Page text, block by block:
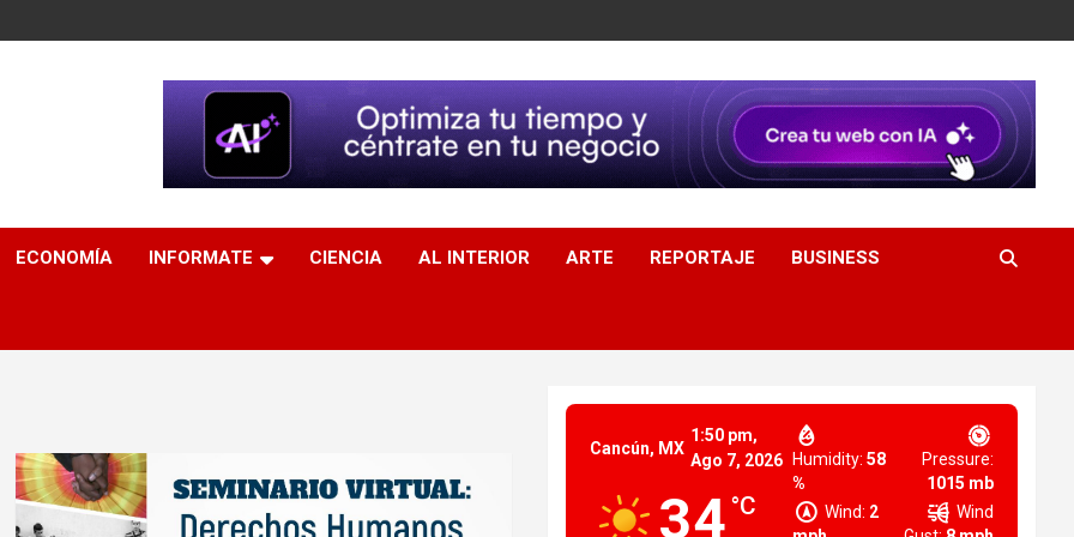
ECONOMÍA INFORMATE CIENCIA AL INTERIOR ARTE REPORTAJE BUSINESS
Cancún, MX
1:50 pm,
Ago 7, 2026
34 °C
Humidity: 58
%
Pressure:
1015 mb
Wind: 2
Wind